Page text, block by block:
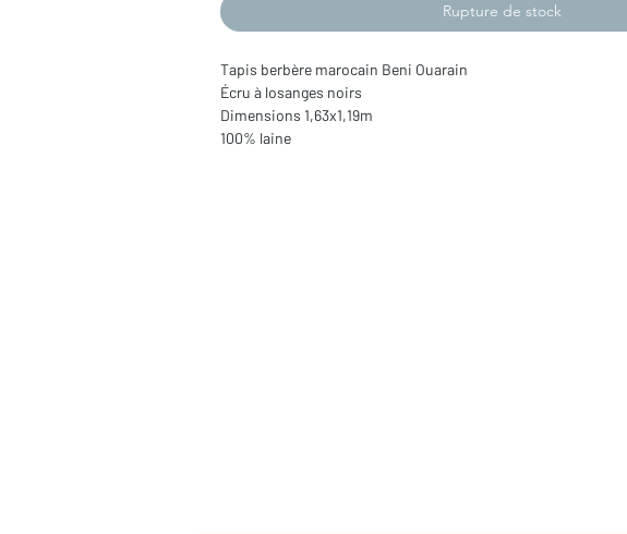
Rupture de stock
Tapis berbère marocain Beni Ouarain
Écru à losanges noirs
Dimensions 1,63x1,19m
100% laine